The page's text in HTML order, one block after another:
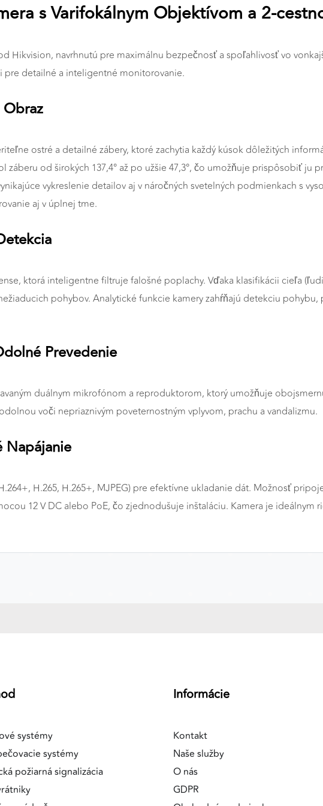
s Varifokálnym Objektívom a 2-
Hikvision, navrhnutú pre maximálnu bezpečnosť a spoľahlivosť vo
detailné a inteligentné monitorovanie.
ostré a detailné zábery, ktoré zachytia každý kúsok dôležitých
od širokých 137,4° až po užšie 47,3°, čo umožňuje prispôsobiť ju
vykreslenie detailov aj v náročných svetelných podmienkach s
aj v úplnej tme.
ktorá inteligentne filtruje falošné poplachy. Vďaka klasifikácii cieľa
pohybov. Analytické funkcie kamery zahŕňajú detekciu pohybu,
Prevedenie
duálnym mikrofónom a reproduktorom, ktorý umožňuje
voči nepriaznivým poveternostným vplyvom, prachu a vandalizmu.
Napájanie
H.265, H.265+, MJPEG) pre efektívne ukladanie dát. Možnosť
12 V DC alebo PoE, čo zjednodušuje inštaláciu. Kamera je
systémy
systémy
požiarná signalizácia
Informácie
Kontakt
Naše služby
O nás
GDPR